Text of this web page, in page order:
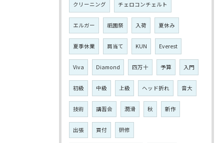
クリーニング チェロコンチェルト
エルガー 祇園祭 入荷 夏休み
夏季休業 肩当て KUN Everest
Viva Diamond 四万十 予算 入門
初級 中級 上級 ヘッド折れ 音大
技術 講習会 潤滑 秋 新作
出張 買付 研修